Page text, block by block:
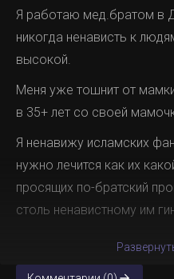
Я работаю мед.братом в
никогда ненависть к
высокой.
Меня уже тошнит от
в 35+ лет со своей
Я ненавижу исламских
нужно лечится как их
просящих по-братский
столь ненавистному им